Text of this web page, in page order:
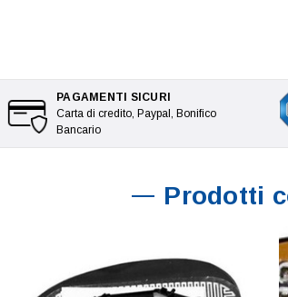
PAGAMENTI SICURI
Carta di credito, Paypal, Bonifico
Bancario
Prodotti